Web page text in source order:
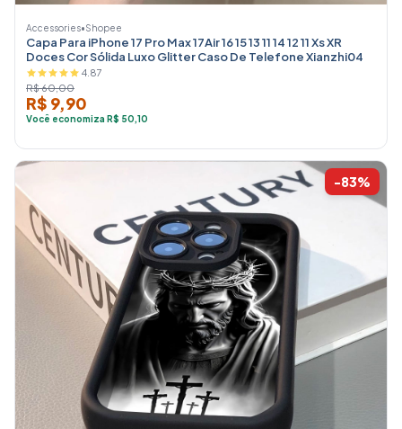
Accessories•Shopee
Capa Para iPhone 17 Pro Max 17Air 16 15 13 11 14 12 11 Xs XR
Doces Cor Sólida Luxo Glitter Caso De Telefone Xianzhi04
4.87
R$ 60,00
R$ 9,90
Você economiza R$ 50,10
-83%